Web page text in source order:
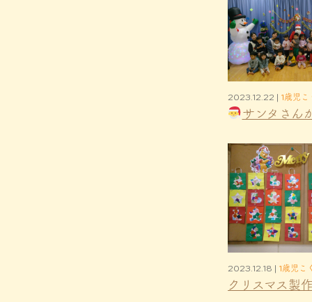
2023.12.22 | 1歳児こ
サンタさん
2023.12.18 | 1歳児こ
クリスマス製作